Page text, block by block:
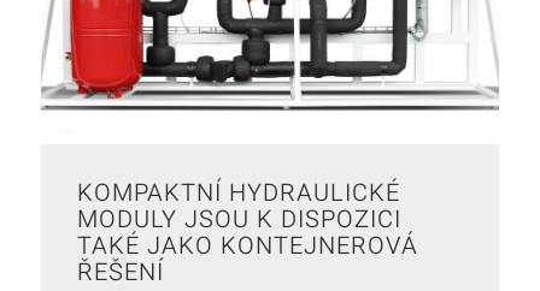
KOMPAKTNÍ HYDRAULICKÉ
MODULY JSOU K DISPOZICI
TAKÉ JAKO KONTEJNEROVÁ
ŘEŠENÍ